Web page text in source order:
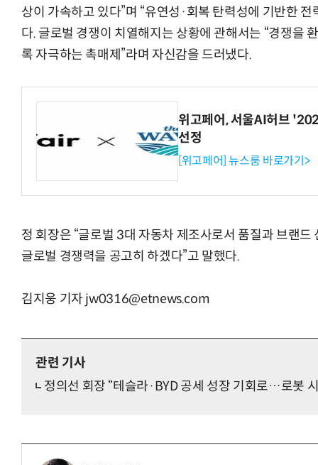
상이 가속하고 있다”며 “유연성·회복 탄력성에 기반한
다. 글로벌 경쟁이 치열해지는 상황에 관해서는 “경쟁을
록 자극하는 촉매제”라며 자신감을 드러냈다.
위고페어, 서울AI허브
선정
[위고페어] 뉴스룸 바로가기>
정 회장은 “글로벌 3대 자동차 제조사로서 품질과 브랜
글로벌 경쟁력을 공고히 하겠다”고 말했다.
김지웅 기자 jw0316@etnews.com
관련 기사
정의선 회장 “테슬라·BYD 공세 성장 기회로…로봇